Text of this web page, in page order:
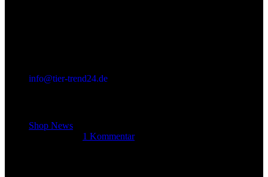
info@tier-trend24.de
Shop News
1 Kommentar